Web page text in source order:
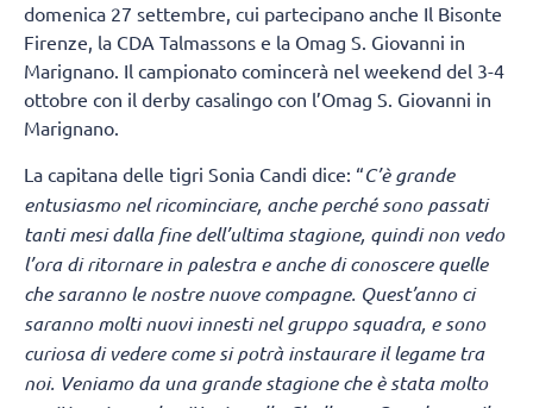
domenica 27 settembre, cui partecipano anche Il Bisonte
Firenze, la CDA Talmassons e la Omag S. Giovanni in
Marignano. Il campionato comincerà nel weekend del 3-4
ottobre con il derby casalingo con l’Omag S. Giovanni in
Marignano.
La capitana delle tigri Sonia Candi dice: “C’è grande
entusiasmo nel ricominciare, anche perché sono passati
tanti mesi dalla fine dell’ultima stagione, quindi non vedo
l’ora di ritornare in palestra e anche di conoscere quelle
che saranno le nostre nuove compagne. Quest’anno ci
saranno molti nuovi innesti nel gruppo squadra, e sono
curiosa di vedere come si potrà instaurare il legame tra
noi. Veniamo da una grande stagione che è stata molto